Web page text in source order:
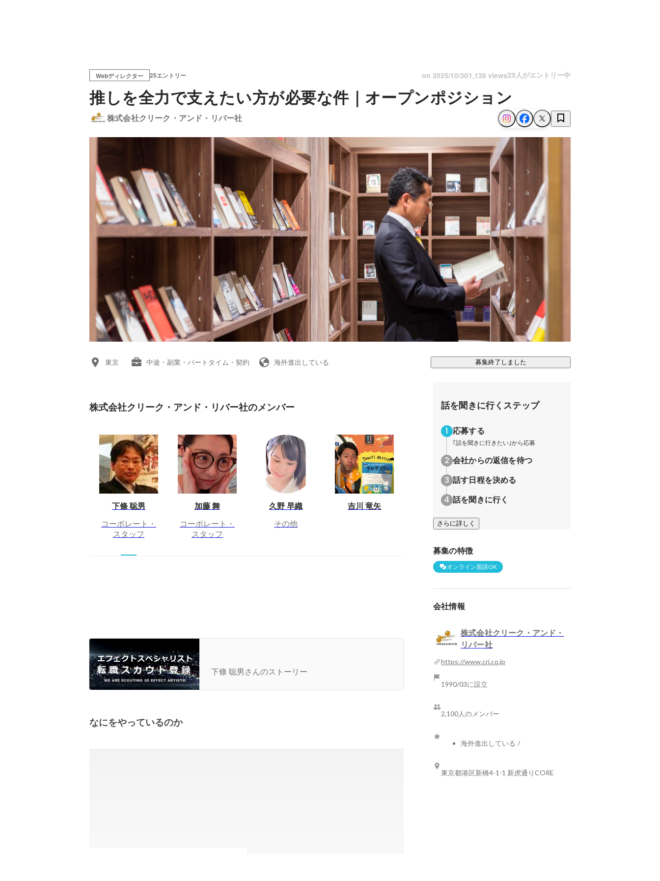
Webディレクター 25エントリー on 2025/10/301,138 views25人がエントリー中
推しを全力で支えたい方が必要な件｜オープンポジション
株式会社クリーク・アンド・リバー社
東京 中途・副業・パートタイム・契約 海外進出している 募集終了しました
株式会社クリーク・アンド・リバー社のメンバー
下條 聡男
コーポレート・
スタッフ
加藤 舞
コーポレート・
スタッフ
久野 早織
その他
吉川 竜矢
職サービス 専用サイト「エフェクトスペシャリス
ト 転職スカウト」オープン
下條 聡男さんのストーリー
なにをやっているのか
話を聞きに行くステップ
応募する
｢話を聞きに行きたい｣から応募
会社からの返信を待つ
話す日程を決める
話を聞きに行く
さらに詳しく
募集の特徴
オンライン面談OK
会社情報
株式会社クリーク・アンド・
リバー社
https://www.cri.co.jp
1990/03に設立
2,100人のメンバー
海外進出している /
東京都港区新橋4-1-1 新虎通りCORE